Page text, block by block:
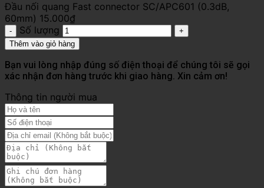
Đầu nối quang Fast connector SC/APC601 (0.3dB,
60mm) 15.000₫
Số lượng
Thêm vào giỏ hàng
Bạn vui lòng nhập đúng số điện thoại để chúng tôi sẽ gọi
xác nhận đơn hàng trước khi giao hàng. Xin cảm ơn!
Thông tin người mua